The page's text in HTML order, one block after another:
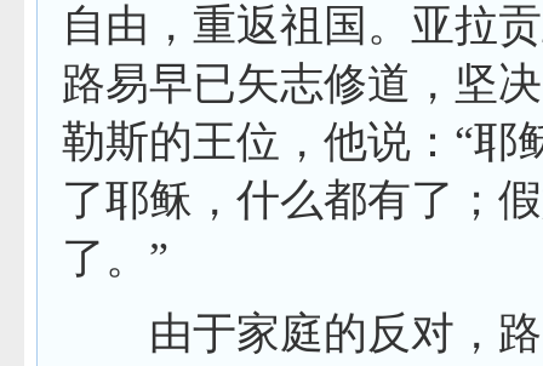
自由，重返祖国。亚拉
路易早已矢志修道，坚
勒斯的王位，他说：“耶
了耶稣，什么都有了；
了。”
由于家庭的反对，路